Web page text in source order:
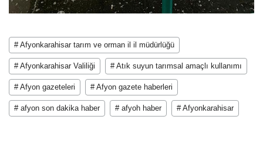
# Afyonkarahisar tarım ve orman il il müdürlüğü
# Afyonkarahisar Valiliği # Atık suyun tarımsal amaçlı kullanımı
# Afyon gazeteleri # Afyon gazete haberleri
# afyon son dakika haber # afyoh haber # Afyonkarahisar